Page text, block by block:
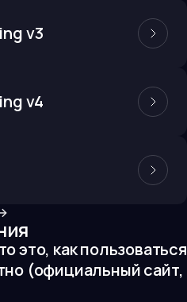
v3
v4
это, как пользоваться
(официальный сайт,